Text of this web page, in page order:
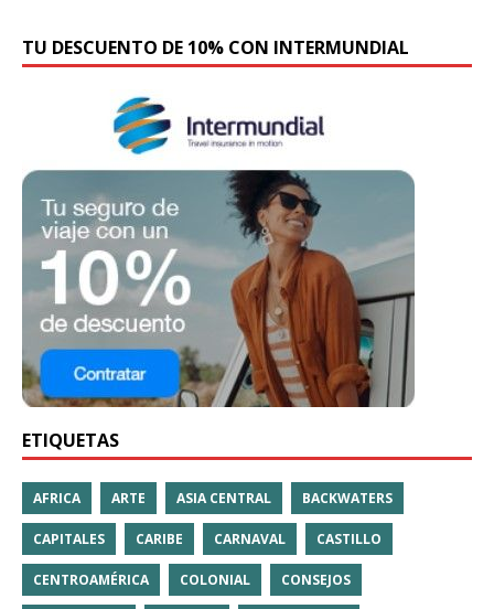
TU DESCUENTO DE 10% CON INTERMUNDIAL
ETIQUETAS
AFRICA ARTE ASIA CENTRAL BACKWATERS
CAPITALES CARIBE CARNAVAL CASTILLO
CENTROAMÉRICA COLONIAL CONSEJOS